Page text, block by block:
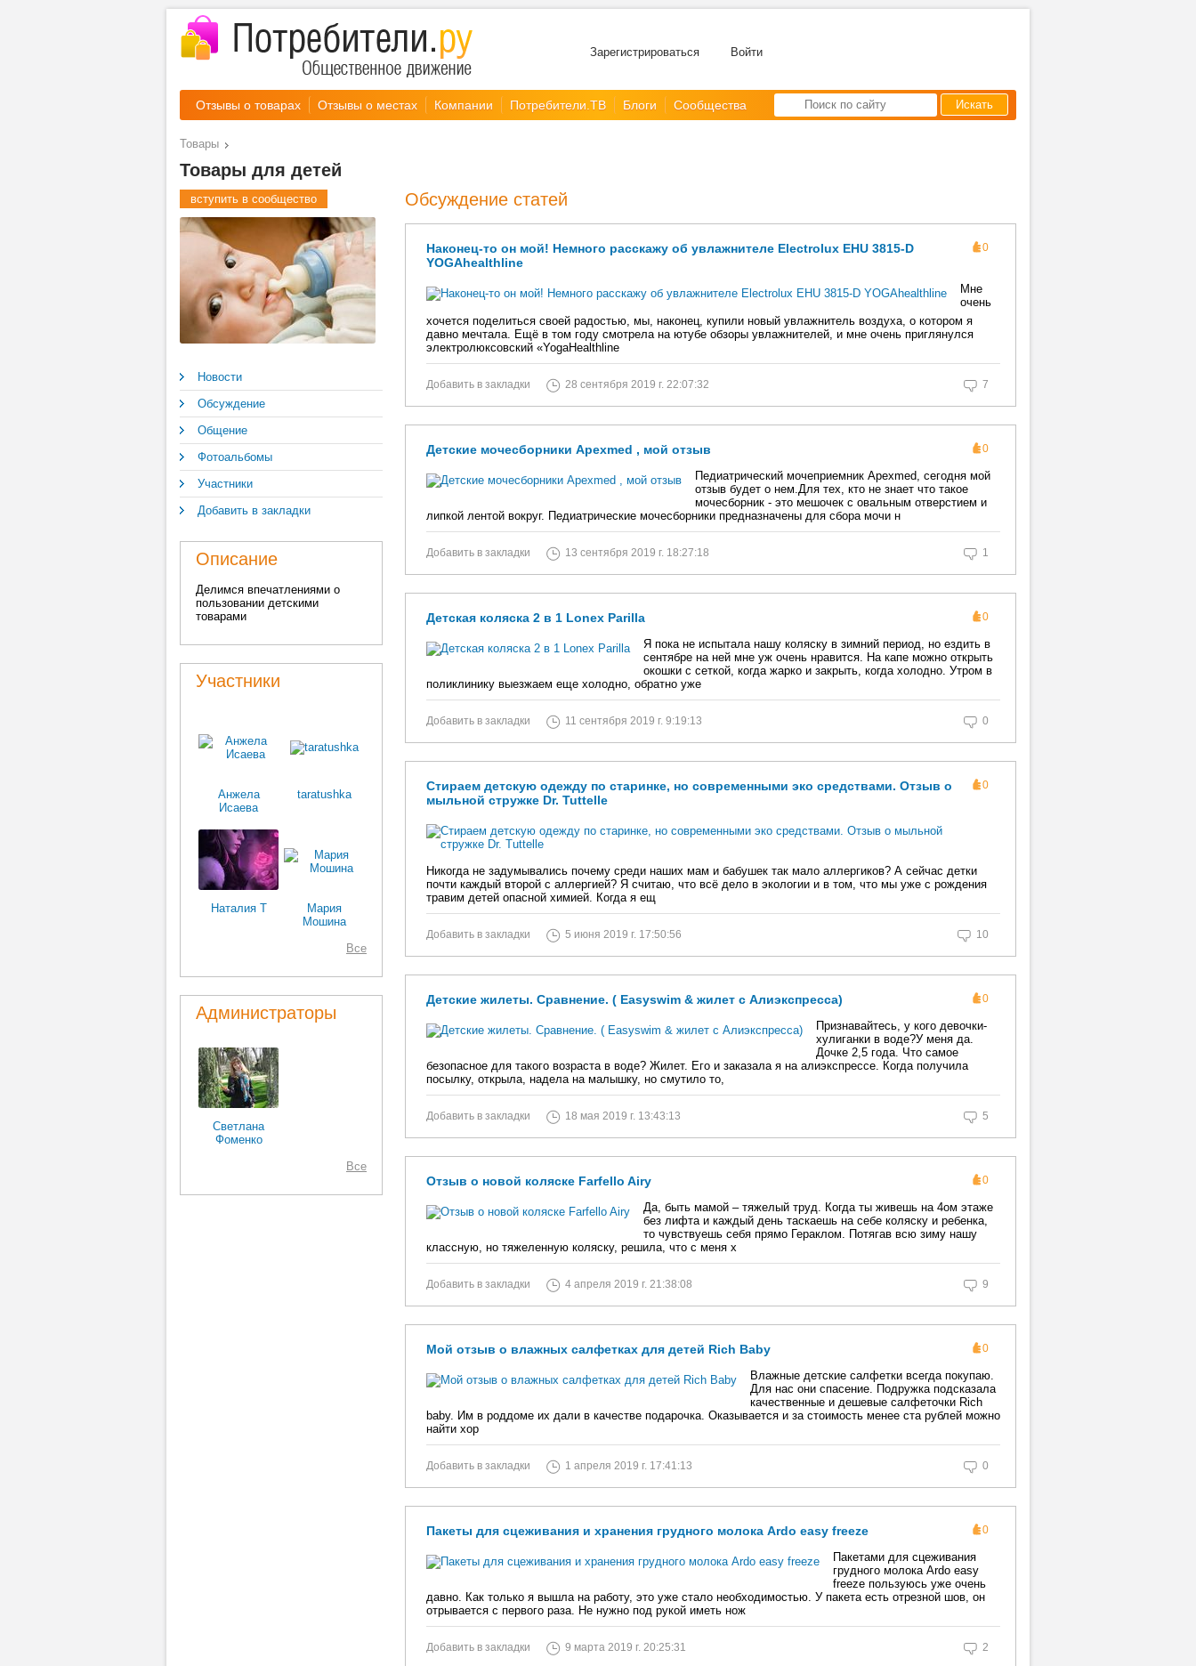
Зарегистрироваться Войти
Отзывы о товарах Отзывы о местах Компании Потребители.ТВ Блоги Сообщества Искать
Товары
Товары для детей
вступить в сообщество
Новости
Обсуждение
Общение
Фотоальбомы
Участники
Добавить в закладки
Описание
Делимся впечатлениями о
пользовании детскими
товарами
Участники
Анжела
Исаева
taratushka
Наталия Т
Мария
Мошина
Все
Администраторы
Светлана
Фоменко
Все
Обсуждение статей
Наконец-то он мой! Немного расскажу об увлажнителе Electrolux EHU 3815-D
YOGAhealthline
0
Мне
очень
хочется поделиться своей радостью, мы, наконец, купили новый увлажнитель воздуха, о котором я
давно мечтала. Ещё в том году смотрела на ютубе обзоры увлажнителей, и мне очень приглянулся
электролюксовский «YogaHealthline
28 сентября 2019 г. 22:07:32
Добавить в закладки 7
Детские мочесборники Apexmed , мой отзыв 0
Педиатрический мочеприемник Apexmed, сегодня мой
отзыв будет о нем.Для тех, кто не знает что такое
мочесборник - это мешочек с овальным отверстием и
липкой лентой вокруг. Педиатрические мочесборники предназначены для сбора мочи н
13 сентября 2019 г. 18:27:18
Добавить в закладки 1
Детская коляска 2 в 1 Lonex Parilla 0
Я пока не испытала нашу коляску в зимний период, но ездить в
сентябре на ней мне уж очень нравится. На капе можно открыть
окошки с сеткой, когда жарко и закрыть, когда холодно. Утром в
поликлинику выезжаем еще холодно, обратно уже
11 сентября 2019 г. 9:19:13
Добавить в закладки 0
Стираем детскую одежду по старинке, но современными эко средствами. Отзыв о
мыльной стружке Dr. Tuttelle
0
Никогда не задумывались почему среди наших мам и бабушек так мало аллергиков? А сейчас детки
почти каждый второй с аллергией? Я считаю, что всё дело в экологии и в том, что мы уже с рождения
травим детей опасной химией. Когда я ещ
5 июня 2019 г. 17:50:56
Добавить в закладки 10
Детские жилеты. Сравнение. ( Easyswim & жилет с Алиэкспресса) 0
Признавайтесь, у кого девочки-
хулиганки в воде?У меня да.
Дочке 2,5 года. Что самое
безопасное для такого возраста в воде? Жилет. Его и заказала я на алиэкспрессе. Когда получила
посылку, открыла, надела на малышку, но смутило то,
18 мая 2019 г. 13:43:13
Добавить в закладки 5
Отзыв о новой коляске Farfello Airy 0
Да, быть мамой – тяжелый труд. Когда ты живешь на 4ом этаже
без лифта и каждый день таскаешь на себе коляску и ребенка,
то чувствуешь себя прямо Гераклом. Потягав всю зиму нашу
классную, но тяжеленную коляску, решила, что с меня х
4 апреля 2019 г. 21:38:08
Добавить в закладки 9
Мой отзыв о влажных салфетках для детей Rich Baby 0
Влажные детские салфетки всегда покупаю.
Для нас они спасение. Подружка подсказала
качественные и дешевые салфеточки Rich
baby. Им в роддоме их дали в качестве подарочка. Оказывается и за стоимость менее ста рублей можно
найти хор
1 апреля 2019 г. 17:41:13
Добавить в закладки 0
Пакеты для сцеживания и хранения грудного молока Ardo easy freeze 0
Пакетами для сцеживания
грудного молока Ardo easy
freeze пользуюсь уже очень
давно. Как только я вышла на работу, это уже стало необходимостью. У пакета есть отрезной шов, он
отрывается с первого раза. Не нужно под рукой иметь нож
9 марта 2019 г. 20:25:31
Добавить в закладки 2